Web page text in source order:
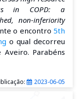
in COPD: a
non-inferiority
o encontro 5th
o qual decorreu
Parabéns
2023-06-05